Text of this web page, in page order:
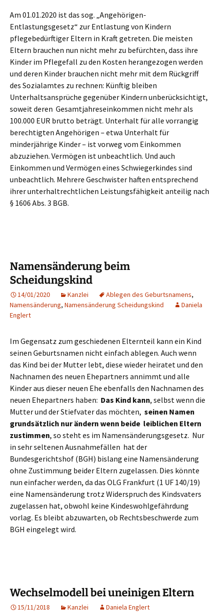
Am 01.01.2020 ist das sog. „Angehörigen-
Entlastungsgesetz“ zur Entlastung von Kindern
pflegebedürftiger Eltern in Kraft getreten. Die meisten
Eltern brauchen nun nicht mehr zu befürchten, dass ihre
Kinder im Pflegefall zu den Kosten herangezogen werden
und deren Kinder brauchen nicht mehr mit dem Rückgriff
des Sozialamtes zu rechnen: Künftig bleiben
Unterhaltsansprüche gegenüber Kindern unberücksichtigt,
soweit deren Gesamtjahreseinkommen nicht mehr als
100.000 EUR brutto beträgt. Unterhalt für alle vorrangig
berechtigten Angehörigen – etwa Unterhalt für
minderjährige Kinder – ist vorweg vom Einkommen
abzuziehen. Vermögen ist unbeachtlich. Und auch
Einkommen und Vermögen eines Schwiegerkindes sind
unbeachtlich. Mehrere Geschwister haften entsprechend
ihrer unterhaltrechtlichen Leistungsfähigkeit anteilig nach
§ 1606 Abs. 3 BGB.
Namensänderung beim
Scheidungskind
14/01/2020 Kanzlei Ablegen des Geburtsnamens,
Namensänderung, Namensänderung Scheidungskind
Daniela
Englert
Im Gegensatz zum geschiedenen Elternteil kann ein Kind
seinen Geburtsnamen nicht einfach ablegen. Auch wenn
das Kind bei der Mutter lebt, diese wieder heiratet und den
Nachnamen des neuen Ehepartners annimmt und alle
Kinder aus dieser neuen Ehe ebenfalls den Nachnamen des
neuen Ehepartners haben: Das Kind kann, selbst wenn die
Mutter und der Stiefvater das möchten, seinen Namen
grundsätzlich nur ändern wenn beide leiblichen Eltern
zustimmen, so steht es im Namensänderungsgesetz. Nur
in sehr seltenen Ausnahmefällen hat der
Bundesgerichtshof (BGH) bislang eine Namensänderung
ohne Zustimmung beider Eltern zugelassen. Dies könnte
nun einfacher werden, da das OLG Frankfurt (1 UF 140/19)
eine Namensänderung trotz Widerspruch des Kindsvaters
zugelassen hat, obwohl keine Kindeswohlgefährdung
vorlag. Es bleibt abzuwarten, ob Rechtsbeschwerde zum
BGH eingelegt wird.
Wechselmodell bei uneinigen Eltern
15/11/2018 Kanzlei Daniela Englert